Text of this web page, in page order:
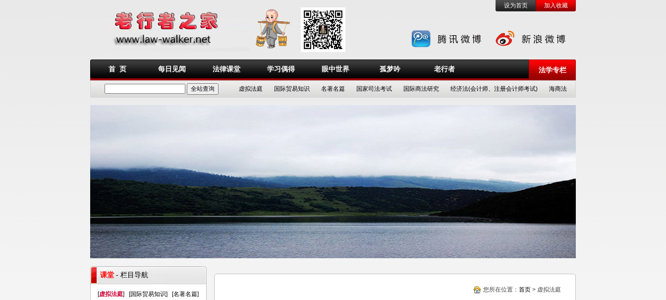
设为首页 加入收藏
首 页 每日见闻 法律课堂 学习偶得 眼中世界 孤梦吟 老行者 法学专栏
虚拟法庭 国际贸易知识 名著名篇 国家司法考试 国际商法研究 经济法(会计师、注册会计师考试) 海商法
您所在位置： 首页 > 虚拟法庭
课堂 - 栏目导航
[虚拟法庭] [国际贸易知识] [名著名篇]